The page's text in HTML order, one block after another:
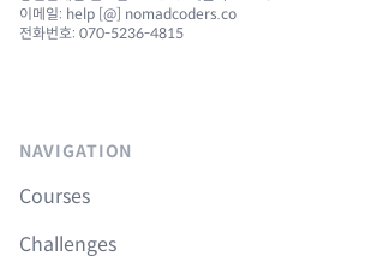
이메일: help [@] nomadcoders.co
전화번호: 070-5236-4815
NAVIGATION
Courses
Challenges